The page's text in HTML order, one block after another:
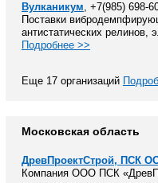
Вулканикум, +7(985) 698-
Поставки
антистатических релинов,
Подробнее >>
Еще 17 организаций
Московская область
ДревПроектСтрой, ПСК
Компания ООО ПСК